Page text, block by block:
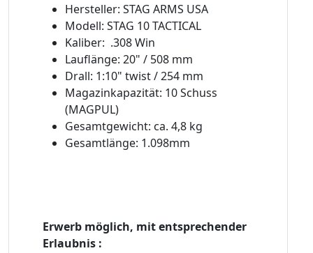
Hersteller: STAG ARMS USA
Modell: STAG 10 TACTICAL
Kaliber: .308 Win
Lauflänge: 20" / 508 mm
Drall: 1:10" twist / 254 mm
Magazinkapazität: 10 Schuss
(MAGPUL)
Gesamtgewicht: ca. 4,8 kg
Gesamtlänge: 1.098mm
Erwerb möglich, mit entsprechender
Erlaubnis :